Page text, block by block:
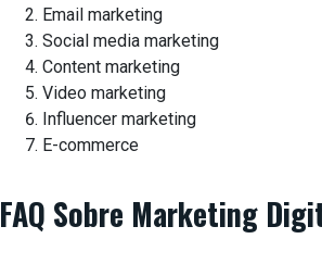
Email marketing
Social media marketing
Content marketing
Video marketing
Influencer marketing
E-commerce
FAQ Sobre Marketing